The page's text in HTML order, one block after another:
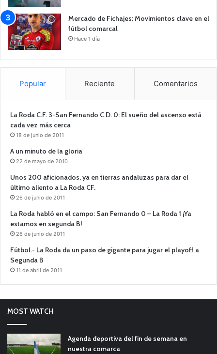
Mercado de Fichajes: Movimientos clave en el
fútbol comarcal
Hace 1 día
Popular Reciente Comentarios
La Roda C.F. 3-San Fernando C.D. 0: El sueño del ascenso está
cada vez más cerca
18 de junio de 2011
A un minuto de la gloria
22 de mayo de 2010
Unos 200 aficionados, ya en tierras andaluzas para dar el
último aliento a La Roda CF.
26 de junio de 2011
La Roda habló en el campo: San Fernando 0 – La Roda 1 ¡Ya
estamos en segunda B!
26 de junio de 2011
Fútbol.- La Roda da un paso de gigante para jugar el playoff a
Segunda B
11 de abril de 2011
MOST WATCH
Agenda deportiva del fin de semana en
nuestra comarca